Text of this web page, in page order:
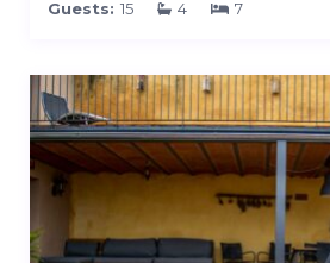
Guests: 15 4 7